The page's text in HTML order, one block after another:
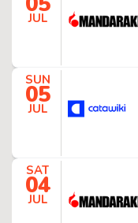
JUL
SUN
05
JUL
SAT
04
JUL